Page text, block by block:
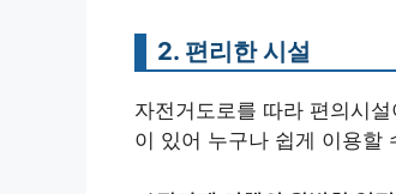
2. 편리한 시설
자전거도로를 따라 편의시
이 있어 누구나 쉽게 이용할